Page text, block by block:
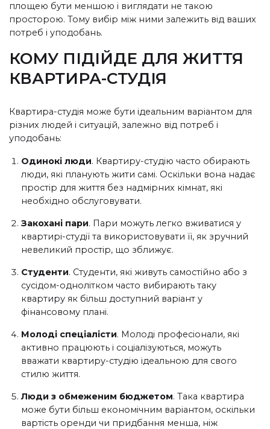
площею бути меншою і виглядати не такою
просторою. Тому вибір між ними залежить від ваших
потреб і уподобань.
КОМУ ПІДІЙДЕ ДЛЯ ЖИТТЯ
КВАРТИРА-СТУДІЯ
Квартира-студія може бути ідеальним варіантом для
різних людей і ситуацій, залежно від потреб і
уподобань:
Одинокі люди. Квартиру-студію часто обирають
люди, які планують жити самі. Оскільки вона надає
простір для життя без надмірних кімнат, які
необхідно обслуговувати.
Закохані пари. Пари можуть легко вживатися у
квартирі-студії та використовувати її, як зручний
невеликий простір, що зближує.
Студенти. Студенти, які живуть самостійно або з
сусідом-однолітком часто вибирають таку
квартиру як більш доступний варіант у
фінансовому плані.
Молоді спеціалісти. Молоді професіонали, які
активно працюють і соціалізуються, можуть
вважати квартиру-студію ідеальною для свого
стилю життя.
Люди з обмеженим бюджетом. Така квартира
може бути більш економічним варіантом, оскільки
вартість оренди чи придбання менша, ніж